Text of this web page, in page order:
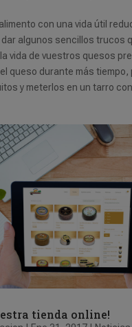
con una vida útil
dar algunos sencillos trucos
vida de vuestros quesos
queso durante más tiempo,
y meterlos en un tarro
tienda online!